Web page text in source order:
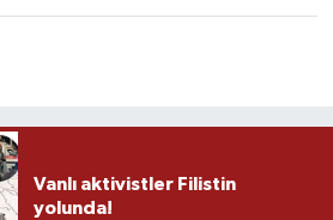
Vanlı aktivistler Filistin
yolunda!